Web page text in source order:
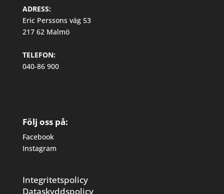
ADRESS:
Eric Perssons väg 53
217 62 Malmö
TELEFON:
040-86 900
Följ oss på:
Facebook
Instagram
Integritetspolicy
Dataskyddspolicy